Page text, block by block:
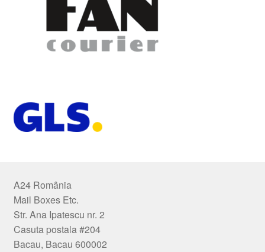
A24 România
Mail Boxes Etc.
Str. Ana Ipatescu nr. 2
Casuta postala #204
Bacau, Bacau 600002